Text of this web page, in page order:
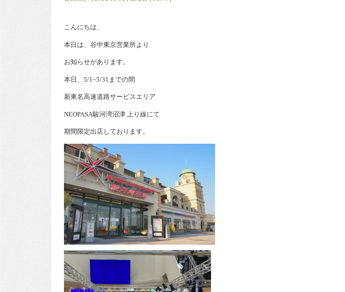
こんにちは、
本日は、谷中東京営業所より
お知らせがあります。
本日、5/1~5/31までの間
新東名高速道路サービスエリア
NEOPASA駿河湾沼津 上り線にて
期間限定出店しております。